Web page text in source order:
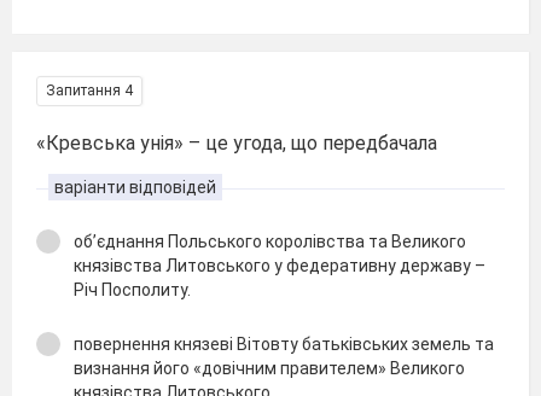
Запитання 4
«Кревська унія» – це угода, що передбачала
варіанти відповідей
об’єднання Польського королівства та Великого
князівства Литовського у федеративну державу –
Річ Посполиту.
повернення князеві Вітовту батьківських земель та
визнання його «довічним правителем» Великого
князівства Литовського.